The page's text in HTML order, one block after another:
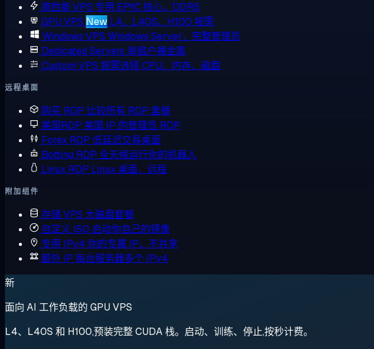
高性能 VPS 专用 EPYC 核心，DDR5
GPU VPS New L4、L40S、H100 按需
Windows VPS Windows Server，完整管理员
Dedicated Servers 单租户裸金属
Custom VPS 按需选择 CPU、内存、磁盘
远程桌面
购买 RDP 比较所有 RDP 套餐
美国RDP 美国 IP 的管理员 RDP
Forex RDP 低延迟交易桌面
Botting RDP 全天候运行你的机器人
Linux RDP Linux 桌面，远程
附加组件
存储 VPS 大磁盘套餐
自定义 ISO 启动你自己的镜像
专用 IPv4 你的专属 IP，不共享
额外 IP 每台服务器多个 IPv4
新
面向 AI 工作负载的 GPU VPS
L4、L40S 和 H100,预装完整 CUDA 栈。启动、训练、停止,按秒计费。